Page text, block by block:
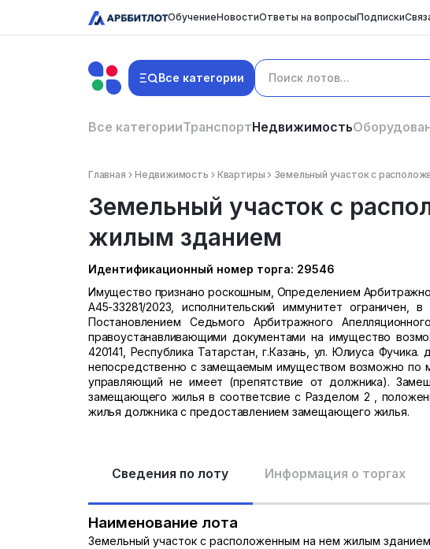
ОбучениеНовостиОтветы на вопросыПодписки
Все категории
Все категорииТранспортНедвижимость
Главная Недвижимость Квартиры Земельный участок с
Земельный участок с
жилым зданием
Идентификационный номер торга: 29546
Имущество признано роскошным, Определением
А45-33281/2023, исполнительский иммунитет
Постановлением Седьмого Арбитражного
правоустанавливающими документами на имущество
420141, Республика Татарстан, г.Казань, ул. Юлиуса Фучика.
непосредственно с замещаемым имуществом возможно по
управляющий не имеет (препятствие от должника).
замещающего жилья в соответсвие с Разделом 2 ,
жилья должника с предоставлением замещающего жилья.
Сведения по лоту Информация о торгах
Наименование лота
Земельный участок с расположенным на нем жилым зданием